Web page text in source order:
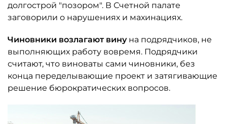
долгострой "позором". В Счетной палате
заговорили о нарушениях и махинациях.
Чиновники возлагают вину на подрядчиков, не
выполняющих работу вовремя. Подрядчики
считают, что виноваты сами чиновники, без
конца переделывающие проект и затягивающие
решение бюрократических вопросов.